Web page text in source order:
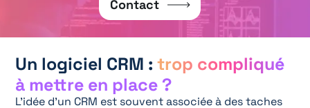
Contact
Un logiciel CRM :trop compliqué
à mettre en place ?
L’idée d’un CRM est souvent associée à des taches